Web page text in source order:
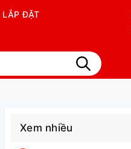
LẮP ĐẶT
Xem nhiều